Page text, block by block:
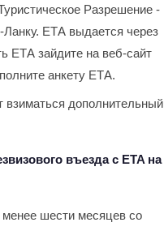
Разрешение -
ЕТА выдается через
ЕТА зайдите на веб-сайт
анкету ЕТА.
взиматься дополнительный
въезда с ETA на
шести месяцев со